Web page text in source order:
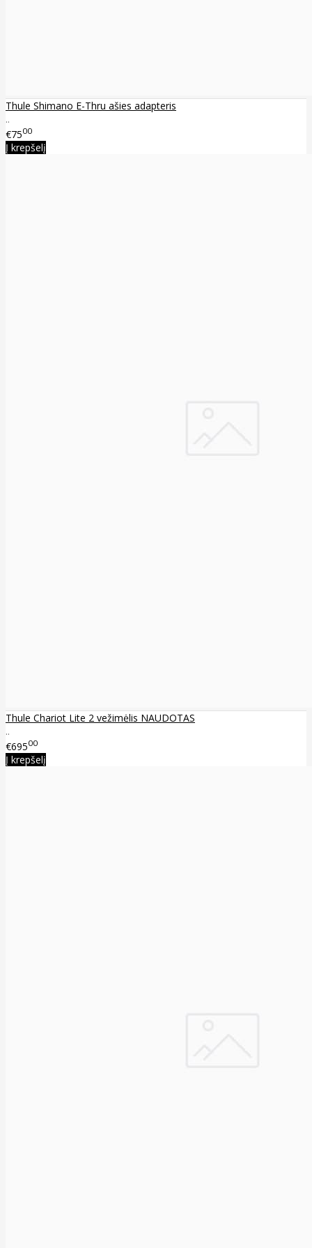
Thule Shimano E-Thru ašies adapteris
..
€7500
Į krepšelį
Thule Chariot Lite 2 vežimėlis NAUDOTAS
..
€69500
Į krepšelį